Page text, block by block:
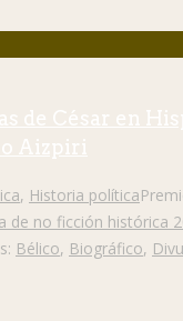
de César en
Aizpiri
, Historia política
de no ficción histórica
Bélico, Biográfico,